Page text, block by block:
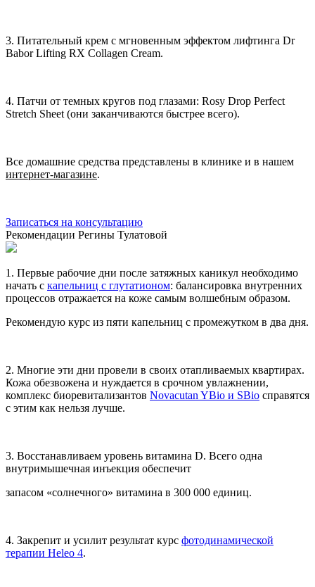
3. Питательный крем с мгновенным эффектом лифтинга Dr
Babor Lifting RX Collagen Cream.
4. Патчи от темных кругов под глазами: Rosy Drop Perfect
Stretch Sheet (они заканчиваются быстрее всего).
Все домашние средства представлены в клинике и в нашем
интернет-магазине.
Записаться на консультацию
Рекомендации Регины Тулатовой
1. Первые рабочие дни после затяжных каникул необходимо
начать с капельниц с глутатионом: балансировка внутренних
процессов отражается на коже самым волшебным образом.
Рекомендую курс из пяти капельниц с промежутком в два дня.
2. Многие эти дни провели в своих отапливаемых квартирах.
Кожа обезвожена и нуждается в срочном увлажнении,
комплекс биоревитализантов Novacutan YBio и SBio справятся
с этим как нельзя лучше.
3. Восстанавливаем уровень витамина D. Всего одна
внутримышечная инъекция обеспечит
запасом «солнечного» витамина в 300 000 единиц.
4. Закрепит и усилит результат курс фотодинамической
терапии Heleo 4.